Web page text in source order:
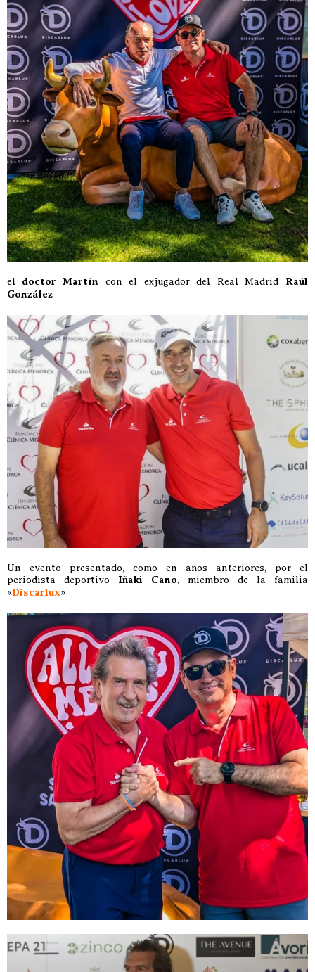
el doctor Martín con el exjugador del Real Madrid Raúl
González
Un evento presentado, como en años anteriores, por el
periodista deportivo Iñaki Cano, miembro de la familia
«Discarlux»